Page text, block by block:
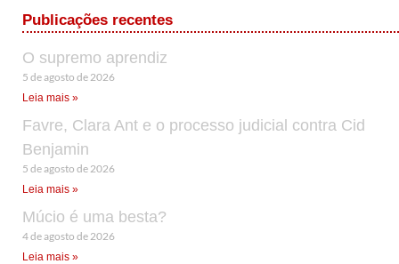
Publicações recentes
O supremo aprendiz
5 de agosto de 2026
Leia mais »
Favre, Clara Ant e o processo judicial contra Cid
Benjamin
5 de agosto de 2026
Leia mais »
Múcio é uma besta?
4 de agosto de 2026
Leia mais »